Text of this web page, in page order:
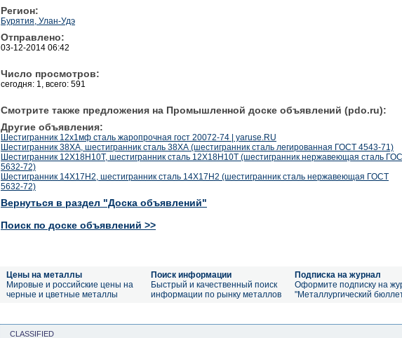
Регион:
Бурятия, Улан-Удэ
Отправлено:
03-12-2014 06:42
Число просмотров:
сегодня: 1, всего: 591
Смотрите также предложения на Промышленной доске объявлений (pdo.ru):
Другие объявления:
Шестигранник 12х1мф сталь жаропрочная гост 20072-74 | yaruse.RU
Шестигранник 38ХА, шестигранник сталь 38ХА (шестигранник сталь легированная ГОСТ 4543-71)
Шестигранник 12Х18Н10Т, шестигранник сталь 12Х18Н10Т (шестигранник нержавеющая сталь
5632-72)
Шестигранник 14Х17Н2, шестигранник сталь 14Х17Н2 (шестигранник сталь нержавеющая ГОСТ
5632-72)
Вернуться в раздел "Доска объявлений"
Поиск по доске объявлений >>
Цены на металлы
Мировые и российские цены на
черные и цветные металлы
Поиск информации
Быстрый и качественный поиск
информации по рынку металлов
Подписка на журнал
Оформите подписку на
"Металлургический
CLASSIFIED